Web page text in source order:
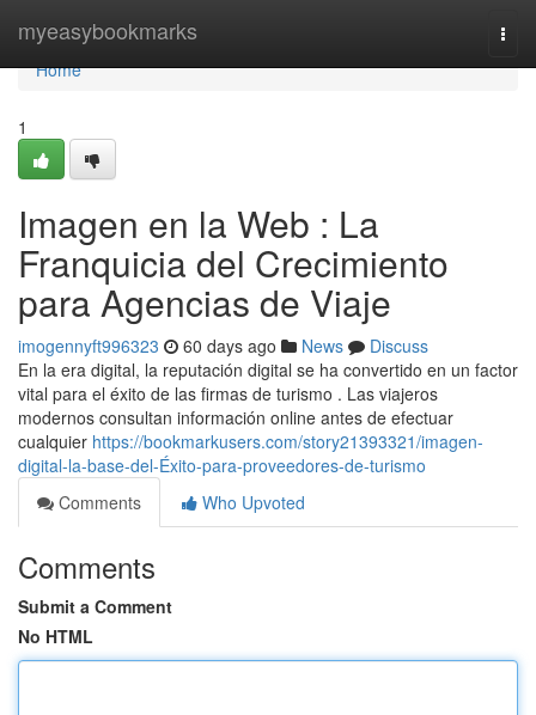
myeasybookmarks
Home
Home
1
Imagen en la Web : La
Franquicia del Crecimiento
para Agencias de Viaje
imogennyft996323 60 days ago News
Discuss
En la era digital, la reputación digital se ha convertido en un factor
vital para el éxito de las firmas de turismo . Las viajeros
modernos consultan información online antes de efectuar
cualquier https://bookmarkusers.com/story21393321/imagen-
digital-la-base-del-Éxito-para-proveedores-de-turismo
Comments
Who Upvoted
Comments
Submit a Comment
No HTML